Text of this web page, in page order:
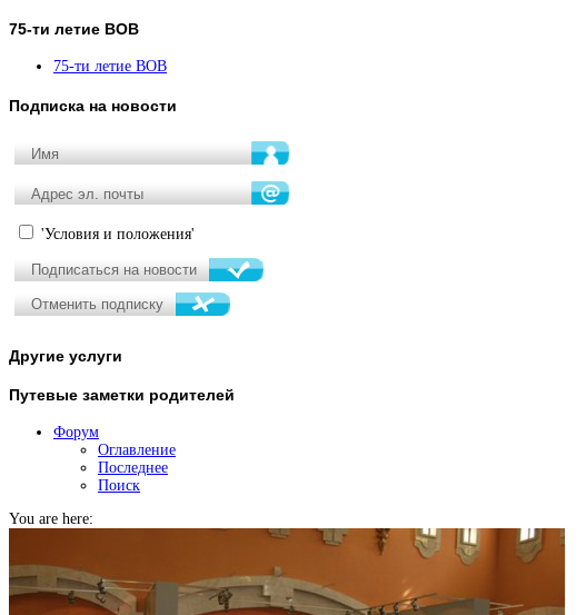
75-ти летие ВОВ
75-ти летие ВОВ
Подписка на новости
'Условия и положения'
Другие услуги
Путевые заметки родителей
Форум
Оглавление
Последнее
Поиск
You are here: